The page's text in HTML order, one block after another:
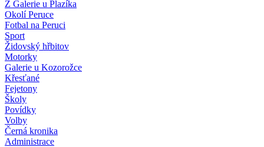
Z Galerie u Plazíka
Okolí Peruce
Fotbal na Peruci
Sport
Židovský hřbitov
Motorky
Galerie u Kozorožce
Křesťané
Fejetony
Školy
Povídky
Volby
Černá kronika
Administrace